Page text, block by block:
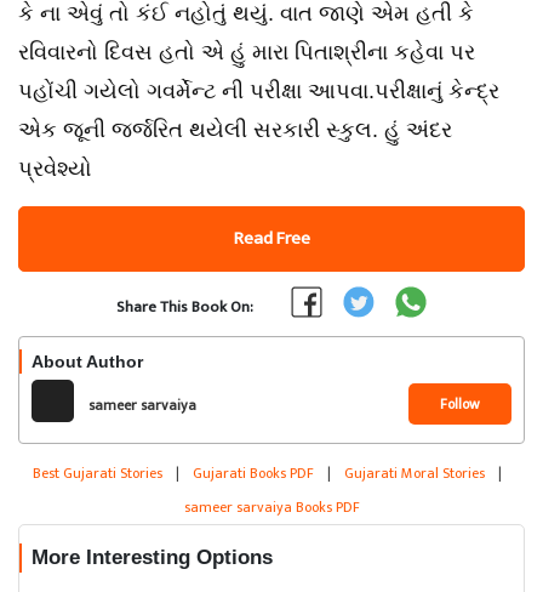
કે ના એવું તો કંઈ નહોતું થયું. વાત જાણે એમ હતી કે
રવિવારનો દિવસ હતો એ હું મારા પિતાશ્રીના કહેવા પર
પહોંચી ગયેલો ગવર્મેન્ટ ની પરીક્ષા આપવા.પરીક્ષાનું કેન્દ્ર
એક જૂની જર્જરિત થયેલી સરકારી સ્કુલ. હું અંદર
પ્રવેશ્યો
Read Free
Share This Book On:
About Author
sameer sarvaiya Follow
Best Gujarati Stories | Gujarati Books PDF | Gujarati Moral Stories |
sameer sarvaiya Books PDF
More Interesting Options